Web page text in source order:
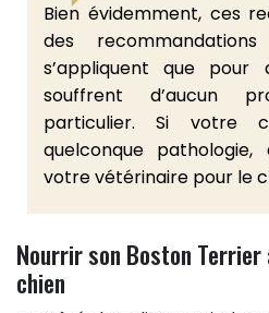
Bien évidemment, ces
des
s’appliquent que pour
souffrent d’aucun
particulier. Si votre
quelconque
votre vétérinaire pour le
Nourrir son Boston
chien